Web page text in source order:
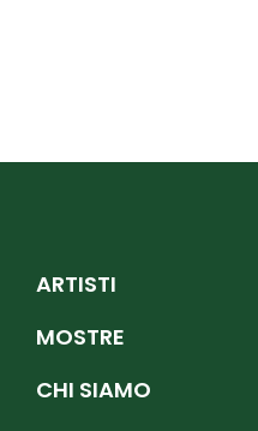
ARTISTI
MOSTRE
CHI SIAMO